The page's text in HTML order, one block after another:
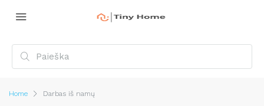
Home Darbas iš namų